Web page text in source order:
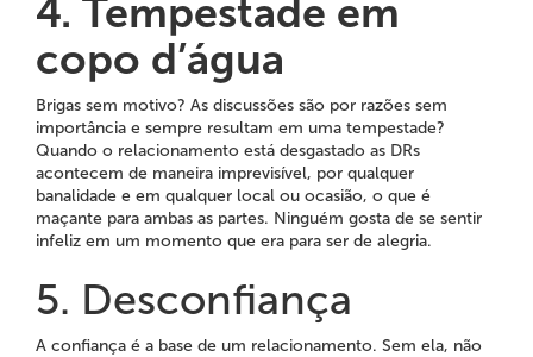
4. Tempestade em
copo d’água
Brigas sem motivo? As discussões são por razões sem
importância e sempre resultam em uma tempestade?
Quando o relacionamento está desgastado as DRs
acontecem de maneira imprevisível, por qualquer
banalidade e em qualquer local ou ocasião, o que é
maçante para ambas as partes. Ninguém gosta de se sentir
infeliz em um momento que era para ser de alegria.
5. Desconfiança
A confiança é a base de um relacionamento. Sem ela, não